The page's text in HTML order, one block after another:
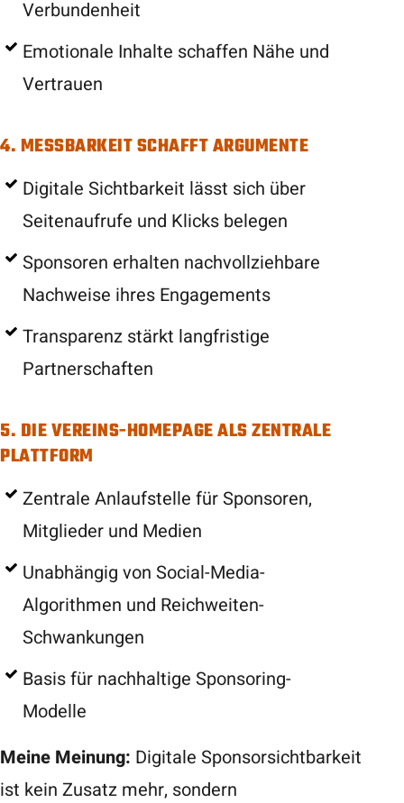
Verbundenheit
Emotionale Inhalte schaffen Nähe und
Vertrauen
4. MESSBARKEIT SCHAFFT ARGUMENTE
Digitale Sichtbarkeit lässt sich über
Seitenaufrufe und Klicks belegen
Sponsoren erhalten nachvollziehbare
Nachweise ihres Engagements
Transparenz stärkt langfristige
Partnerschaften
5. DIE VEREINS-HOMEPAGE ALS ZENTRALE
PLATTFORM
Zentrale Anlaufstelle für Sponsoren,
Mitglieder und Medien
Unabhängig von Social-Media-
Algorithmen und Reichweiten-
Schwankungen
Basis für nachhaltige Sponsoring-
Modelle
Meine Meinung: Digitale Sponsorsichtbarkeit
ist kein Zusatz mehr, sondern